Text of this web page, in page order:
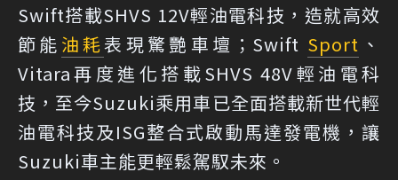
Swift搭載SHVS 12V輕油電科技，造就高效
節能 油耗表現驚艷車壇；Swift Sport 、
Vitara再度進化搭載SHVS 48V輕油電科
技，至今Suzuki乘用車已全面搭載新世代輕
油電科技及ISG整合式啟動馬達發電機，讓
Suzuki車主能更輕鬆駕馭未來。